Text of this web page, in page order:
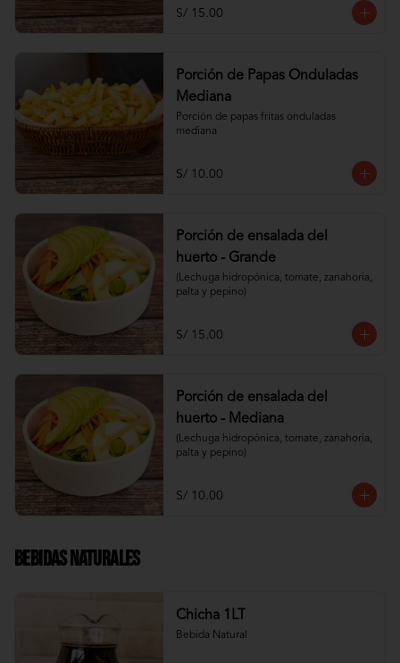
S/ 15.00
Porción de Papas Onduladas
Mediana
Porción de papas fritas onduladas
mediana
S/ 10.00
Porción de ensalada del
huerto - Grande
(Lechuga hidropónica, tomate, zanahoria,
palta y pepino)
S/ 15.00
Porción de ensalada del
huerto - Mediana
(Lechuga hidropónica, tomate, zanahoria,
palta y pepino)
S/ 10.00
Bebidas Naturales
Chicha 1LT
Bebida Natural